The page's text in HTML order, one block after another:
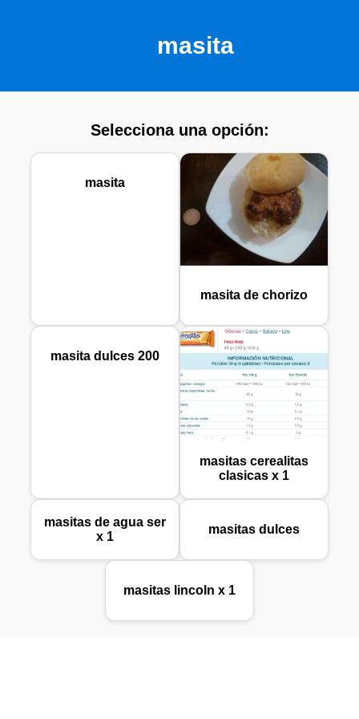
masita
Selecciona una opción:
masita
masita de chorizo
masita dulces 200
masitas cerealitas
clasicas x 1
masitas de agua ser
x 1
masitas dulces
masitas lincoln x 1